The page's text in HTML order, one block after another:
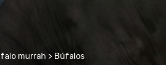
murrah > Búfalos